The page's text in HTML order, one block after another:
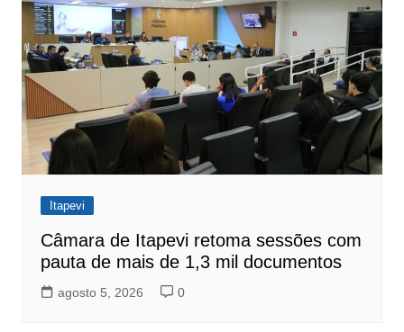
Itapevi
Câmara de Itapevi retoma sessões com
pauta de mais de 1,3 mil documentos
agosto 5, 2026 0